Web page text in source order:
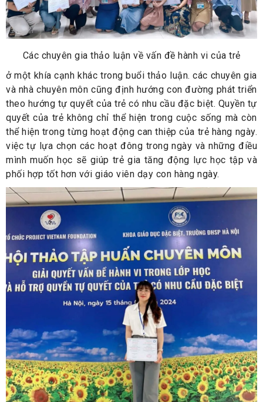
Các chuyên gia thảo luận về vấn đề hành vi của trẻ
ở một khía cạnh khác trong buổi thảo luận. các chuyên gia
và nhà chuyên môn cũng định hướng con đường phát triển
theo hướng tự quyết của trẻ có nhu cầu đặc biệt. Quyền tự
quyết của trẻ không chỉ thể hiện trong cuộc sống mà còn
thể hiện trong từng hoạt động can thiệp của trẻ hàng ngày.
việc tự lựa chọn các hoạt đông trong ngày và những điều
mình muốn học sẽ giúp trẻ gia tăng động lực học tập và
phối hợp tốt hơn với giáo viên dạy con hàng ngày.